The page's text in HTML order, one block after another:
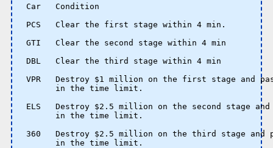
Car   Condition
PCS   Clear the first stage within 4 min.
GTI   Clear the second stage within 4 min
DBL   Clear the third stage within 4 min
VPR   Destroy $1 million on the first stage and
      in the time limit.
ELS   Destroy $2.5 million on the second stage
      in the time limit.
360   Destroy $2.5 million on the third stage
      in the time limit.